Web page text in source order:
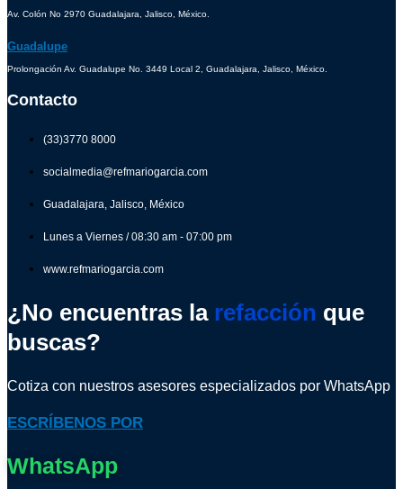
Av. Colón No 2970 Guadalajara, Jalisco, México.
Guadalupe
Prolongación Av. Guadalupe No. 3449 Local 2, Guadalajara, Jalisco, México.
Contacto
(33)3770 8000
socialmedia@refmariogarcia.com
Guadalajara, Jalisco, México
Lunes a Viernes / 08:30 am - 07:00 pm
www.refmariogarcia.com
¿No encuentras la refacción que
buscas?
Cotiza con nuestros asesores especializados por WhatsApp
ESCRÍBENOS POR
WhatsApp